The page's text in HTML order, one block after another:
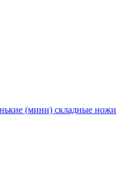
(мини) складные ножи